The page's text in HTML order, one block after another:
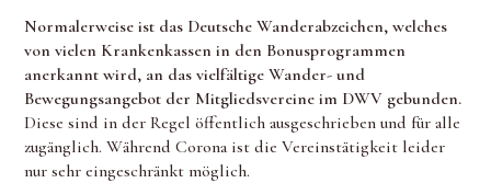
Normalerweise ist das Deutsche Wanderabzeichen, welches
von vielen Krankenkassen in den Bonusprogrammen
anerkannt wird, an das vielfältige Wander- und
Bewegungsangebot der Mitgliedsvereine im DWV gebunden.
Diese sind in der Regel öffentlich ausgeschrieben und für alle
zugänglich. Während Corona ist die Vereinstätigkeit leider
nur sehr eingeschränkt möglich.